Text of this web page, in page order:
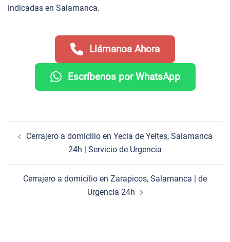
indicadas en Salamanca.
Llámanos Ahora
Escríbenos por WhatsApp
de
Cerrajero a domicilio en Yecla de Yeltes, Salamanca
24h | Servicio de Urgencia
Cerrajero a domicilio en Zarapicos, Salamanca | de
Urgencia 24h